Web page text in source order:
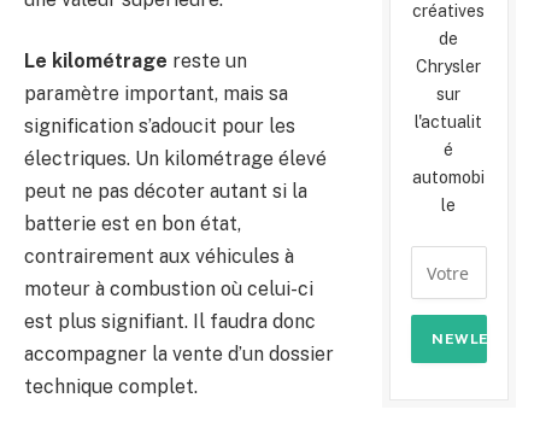
Le kilométrage reste un
paramètre important, mais sa
signification s’adoucit pour les
électriques. Un kilométrage élevé
peut ne pas décoter autant si la
batterie est en bon état,
contrairement aux véhicules à
moteur à combustion où celui-ci
est plus signifiant. Il faudra donc
accompagner la vente d’un dossier
technique complet.
créatives
de
Chrysler
sur
l'actualit
é
automobi
le